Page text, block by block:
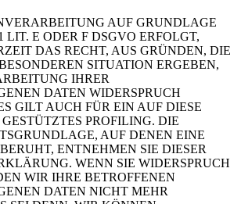
AUF GRUNDLAGE
LIT. E ODER F DSGVO ERFOLGT,
DAS RECHT, AUS GRÜNDEN, DIE
SITUATION ERGEBEN,
IHRER
DATEN WIDERSPRUCH
GILT AUCH FÜR EIN AUF DIESE
PROFILING. DIE
AUF DENEN EINE
ENTNEHMEN SIE DIESER
WENN SIE WIDERSPRUCH
WIR IHRE BETROFFENEN
DATEN NICHT MEHR